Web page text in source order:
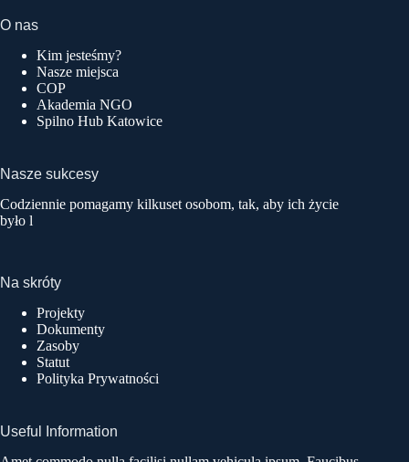
O nas
Kim jesteśmy?
Nasze miejsca
COP
Akademia NGO
Spilno Hub Katowice
Nasze sukcesy
Codziennie pomagamy kilkuset osobom, tak, aby ich życie
było l
Na skróty
Projekty
Dokumenty
Zasoby
Statut
Polityka Prywatności
Useful Information